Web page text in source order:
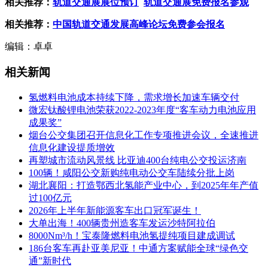
相关推荐： 轨道交通展展位预订 轨道交通展免费报名参观
相关推荐： 中国轨道交通发展高峰论坛免费参会报名
编辑：卓卓
相关新闻
氢燃料电池成本持续下降，需求增长加速车辆交付
微宏钛酸锂电池荣获2022-2023年度“客车动力电池应用
成果奖”
烟台公交集团召开信息化工作专项推进会议，全速推进
信息化建设提质增效
再塑城市流动风景线 比亚迪400台纯电公交投运济南
100辆！咸阳公交新购纯电动公交车陆续分批上岗
湖北襄阳：打造鄂西北氢能产业中心，到2025年年产值
过100亿元
2026年上半年新能源客车出口冠军诞生！
大单出海！400辆贵州造客车发运沙特阿拉伯
8000Nm³/h！宝泰隆燃料电池氢提纯项目建成调试
186台客车再赴亚美尼亚！中通方案赋能全球“绿色交
通”新时代